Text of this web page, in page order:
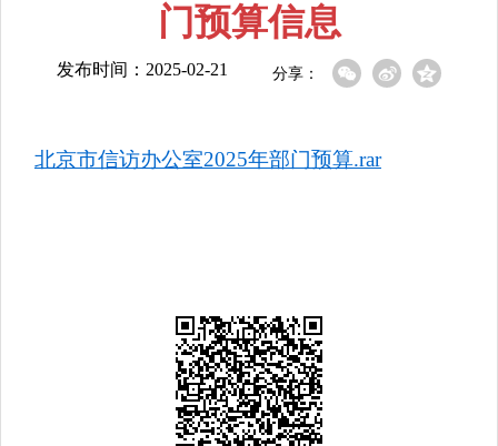
门预算信息
发布时间：2025-02-21 分享：
北京市信访办公室2025年部门预算.rar